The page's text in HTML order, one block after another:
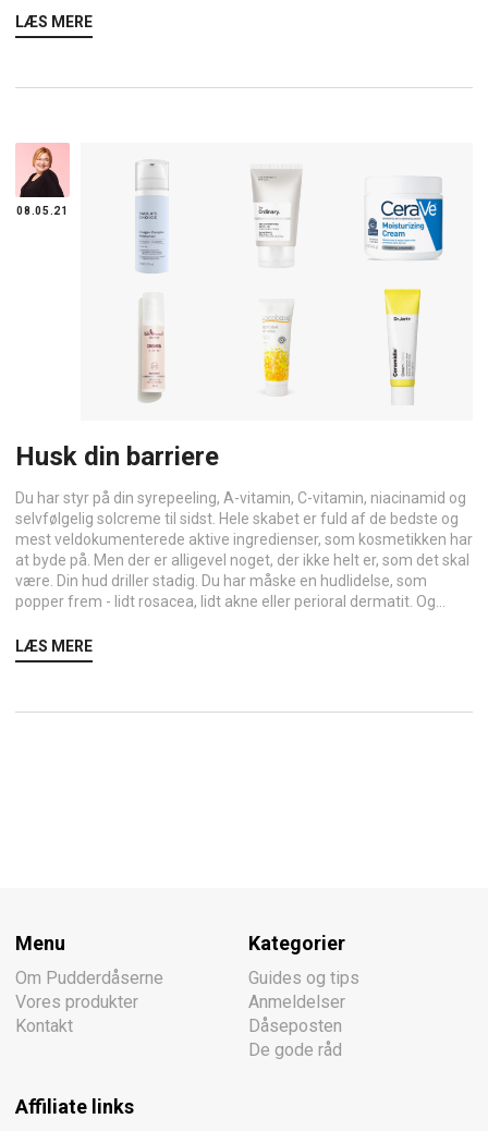
LÆS MERE
08.05.21
Husk din barriere
Du har styr på din syrepeeling, A-vitamin, C-vitamin, niacinamid og
selvfølgelig solcreme til sidst. Hele skabet er fuld af de bedste og
mest veldokumenterede aktive ingredienser, som kosmetikken har
at byde på. Men der er alligevel noget, der ikke helt er, som det skal
være. Din hud driller stadig. Du har måske en hudlidelse, som
popper frem - lidt rosacea, lidt akne eller perioral dermatit. Og...
LÆS MERE
Menu
Om Pudderdåserne
Vores produkter
Kontakt
Kategorier
Guides og tips
Anmeldelser
Dåseposten
De gode råd
Affiliate links